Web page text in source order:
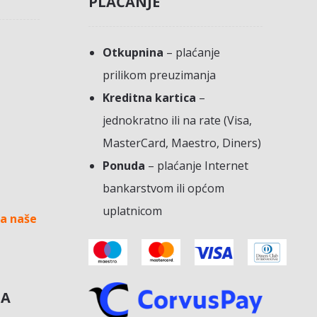
naše
Otkupnina – plaćanje
prilikom preuzimanja
Kreditna kartica –
jednokratno ili na rate (Visa,
MasterCard, Maestro, Diners)
Ponuda – plaćanje Internet
bankarstvom ili općom
uplatnicom